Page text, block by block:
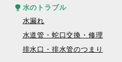
水のトラブル
水漏れ
水道管・蛇口交換・修理
排水口・排水管のつまり